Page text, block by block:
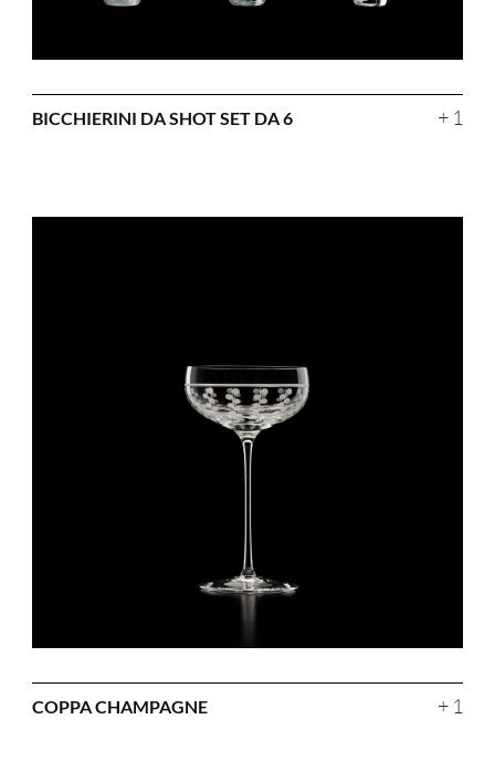
BICCHIERINI DA SHOT SET DA 6 + 1
COPPA CHAMPAGNE + 1